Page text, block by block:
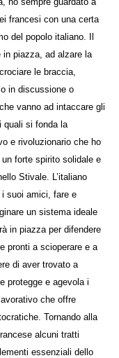
francesi con una certa
del popolo italiano. Il
in piazza, ad alzare la
le braccia,
in discussione o
vanno ad intaccare gli
quali si fonda la
e rivoluzionario che ho
forte spirito solidale e
Stivale. L’italiano
suoi amici, fare e
un sistema ideale
in piazza per difendere
pronti a scioperare e a
di aver trovato a
protegge e agevola i
che offre
Tornando alla
alcuni tratti
essenziali dello